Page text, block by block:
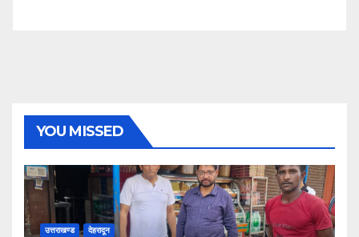
YOU MISSED
उत्तराखण्ड देहरादून